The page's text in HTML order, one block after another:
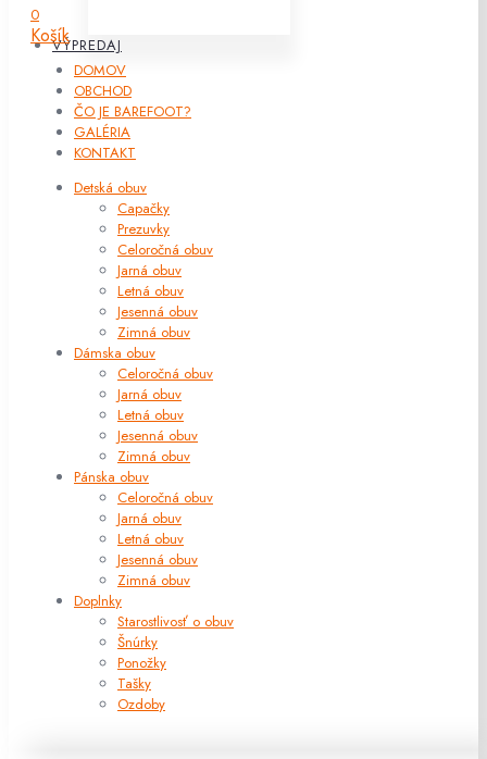
VÝPREDAJ
0
Košík
DOMOV
OBCHOD
ČO JE BAREFOOT?
GALÉRIA
KONTAKT
Detská obuv
Capačky
Prezuvky
Celoročná obuv
Jarná obuv
Letná obuv
Jesenná obuv
Zimná obuv
Dámska obuv
Celoročná obuv
Jarná obuv
Letná obuv
Jesenná obuv
Zimná obuv
Pánska obuv
Celoročná obuv
Jarná obuv
Letná obuv
Jesenná obuv
Zimná obuv
Doplnky
Starostlivosť o obuv
Šnúrky
Ponožky
Tašky
Ozdoby